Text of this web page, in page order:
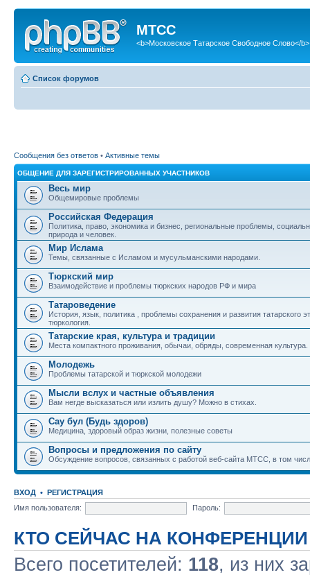
МТСС
<b>Московское Татарское Свободное Слово</b>
Список форумов
Сообщения без ответов • Активные темы
ОБЩЕНИЕ ДЛЯ ЗАРЕГИСТРИРОВАННЫХ УЧАСТНИКОВ
Весь мир
Общемировые проблемы
Российская Федерация
Политика, право, экономика и бизнес, региональные проблемы,
природа и человек.
Мир Ислама
Темы, связанные с Исламом и мусульманскими народами.
Тюркский мир
Взаимодействие и проблемы тюркских народов РФ и мира
Татароведение
История, язык, политика , проблемы сохранения и развития татарского
тюркология.
Татарские края, культура и традиции
Места компактного проживания, обычаи, обряды, современная культура.
Молодежь
Проблемы татарской и тюркской молодежи
Мысли вслух и частные объявления
Вам негде высказаться или излить душу? Можно в стихах.
Сау бул (Будь здоров)
Медицина, здоровый образ жизни, полезные советы
Вопросы и предложения по сайту
Обсуждение вопросов, связанных с работой веб-сайта МТСС, в том
ВХОД • РЕГИСТРАЦИЯ
Имя пользователя:
Пароль:
КТО СЕЙЧАС НА КОНФЕРЕНЦИИ
Всего посетителей: 118, из них